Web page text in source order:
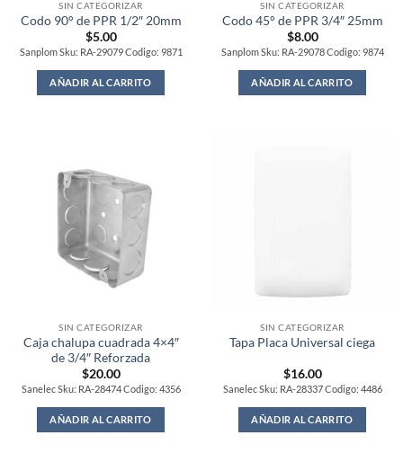
SIN CATEGORIZAR
Codo 90° de PPR 1/2″ 20mm
$5.00
Sanplom Sku: RA-29079 Codigo: 9871
AÑADIR AL CARRITO
SIN CATEGORIZAR
Codo 45° de PPR 3/4″ 25mm
$8.00
Sanplom Sku: RA-29078 Codigo: 9874
AÑADIR AL CARRITO
SIN CATEGORIZAR
Caja chalupa cuadrada 4×4″
de 3/4″ Reforzada
$20.00
Sanelec Sku: RA-28474 Codigo: 4356
AÑADIR AL CARRITO
SIN CATEGORIZAR
Tapa Placa Universal ciega
$16.00
Sanelec Sku: RA-28337 Codigo: 4486
AÑADIR AL CARRITO